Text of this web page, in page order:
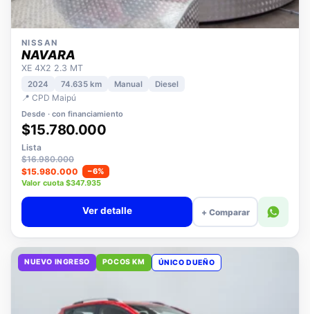
NISSAN
NAVARA
XE 4X2 2.3 MT
2024 74.635 km
📍 CPD Maipú
Desde · con financiamiento
$15.780.000
Lista
$16.980.000
$15.980.000
−6%
Valor cuota $347.935
+ Comparar
NUEVO INGRESO POCOS KM